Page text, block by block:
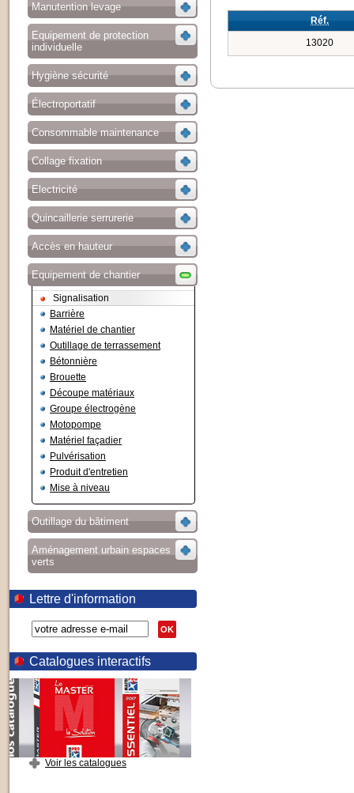
Manutention levage
Equipement de protection
individuelle
Hygiène sécurité
Électroportatif
Consommable maintenance
Collage fixation
Electricité
Quincaillerie serrurerie
Accès en hauteur
Equipement de chantier
Signalisation
Barrière
Matériel de chantier
Outillage de terrassement
Bétonnière
Brouette
Découpe matériaux
Groupe électrogène
Motopompe
Matériel façadier
Pulvérisation
Produit d'entretien
Mise à niveau
Outillage du bâtiment
Aménagement urbain espaces
verts
Lettre d'information
OK
Catalogues interactifs
Voir les catalogues
Réf.
13020